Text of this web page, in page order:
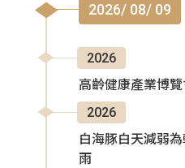
2026/ 08/ 09
2026
高齡健康產業博
2026
白海豚白天減弱
雨